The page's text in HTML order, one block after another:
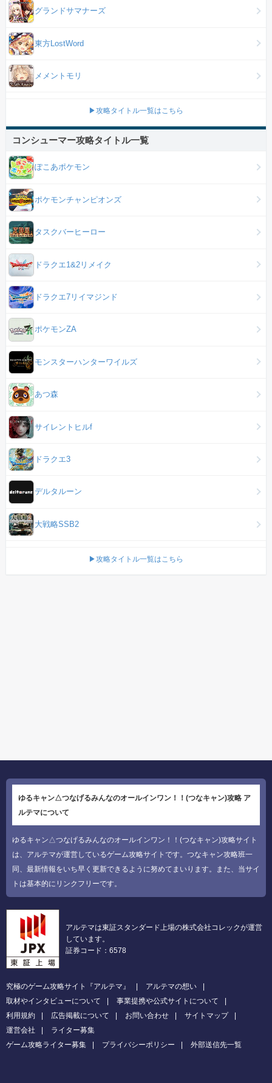
グランドサマナーズ
東方LostWord
メメントモリ
▶攻略タイトル一覧はこちら
コンシューマー攻略タイトル一覧
ぽこあポケモン
ポケモンチャンピオンズ
タスクバーヒーロー
ドラクエ1&2リメイク
ドラクエ7リイマジンド
ポケモンZA
モンスターハンターワイルズ
あつ森
サイレントヒルf
ドラクエ3
デルタルーン
大戦略SSB2
▶攻略タイトル一覧はこちら
ゆるキャン△つなげるみんなのオールインワン！！(つなキャン)攻略 ア
ルテマについて
ゆるキャン△つなげるみんなのオールインワン！！(つなキャン)攻略サイト
は、アルテマが運営しているゲーム攻略サイトです。つなキャン攻略班一
同、最新情報をいち早く更新できるように努めてまいります。また、当サイ
トは基本的にリンクフリーです。
アルテマは東証スタンダード上場の株式会社コレックが運営
しています。
証券コード：6578
究極のゲーム攻略サイト『アルテマ』
アルテマの想い
取材やインタビューについて
事業提携や公式サイトについて
利用規約
広告掲載について お問い合わせ
サイトマップ
運営会社
ライター募集
ゲーム攻略ライター募集
プライバシーポリシー 外部送信先一覧